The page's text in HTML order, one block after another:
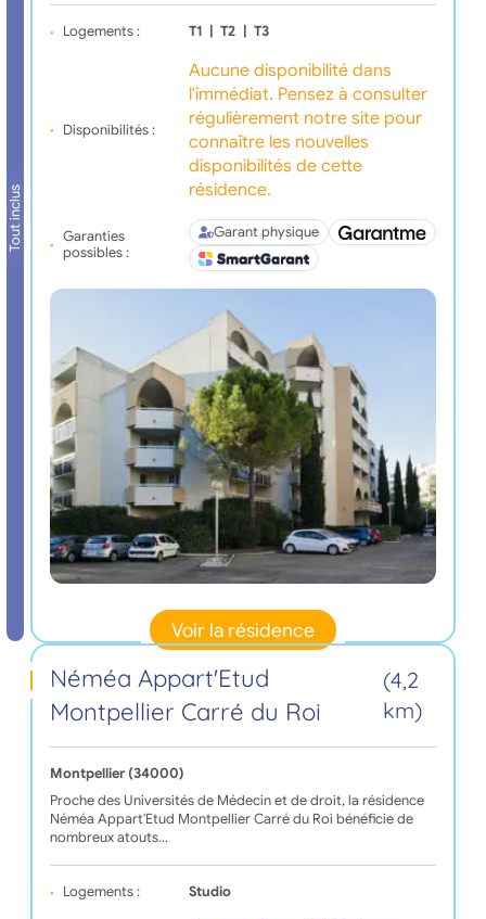
Tout inclus
Logements : T1 T2 T3
Disponibilités :
Aucune disponibilité dans
l'immédiat. Pensez à consulter
régulièrement notre site pour
connaître les nouvelles
disponibilités de cette
résidence.
Garanties
possibles :
Garant physique
Voir la résidence
Néméa Appart'Etud
Montpellier Carré du Roi
(4,2
km)
Montpellier (34000)
Proche des Universités de Médecin et de droit, la résidence
Néméa Appart'Etud Montpellier Carré du Roi bénéficie de
nombreux atouts…
Logements : Studio